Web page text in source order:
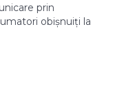
prin
obișnuiți la